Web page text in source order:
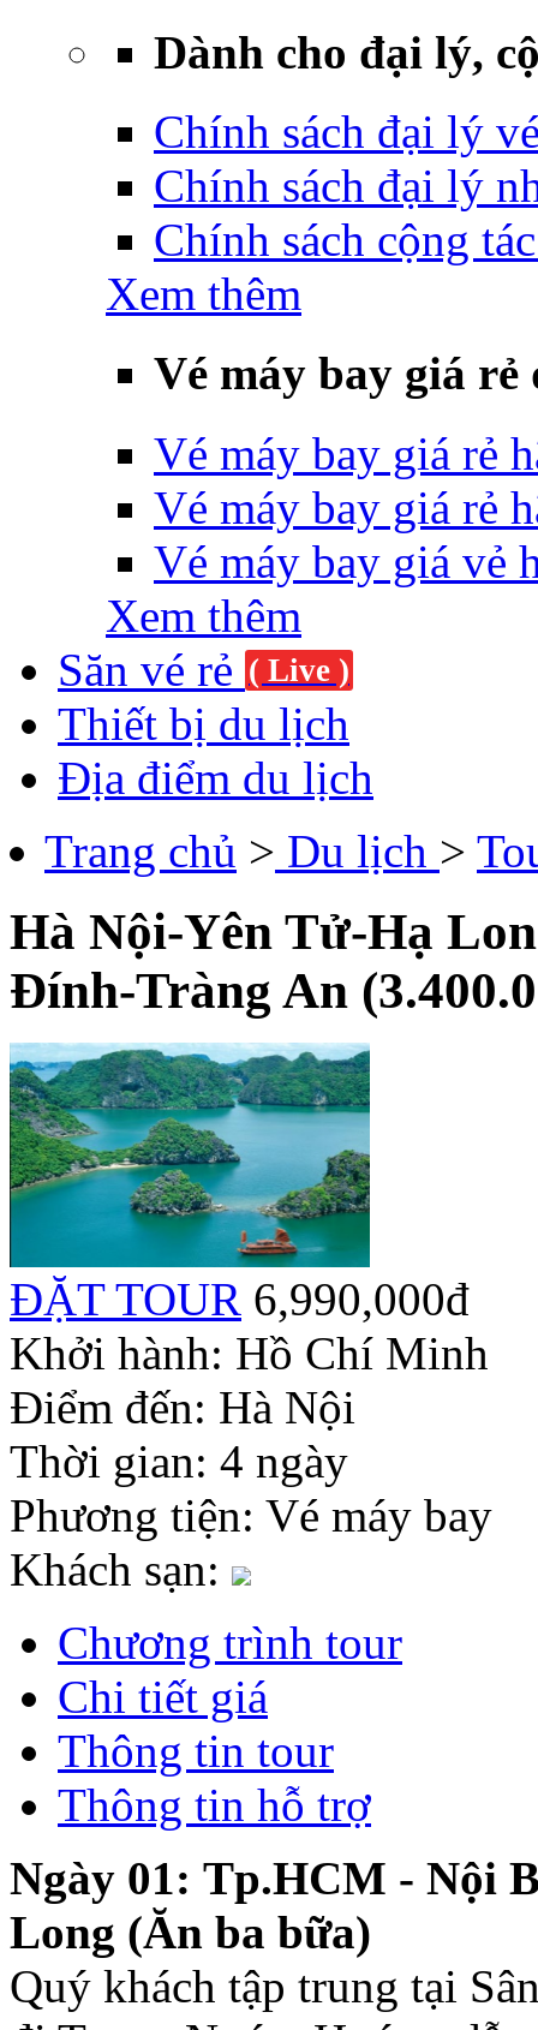
Dành cho đại lý,
Chính sách đại lý
Chính sách đại lý
Chính sách cộng
Xem thêm
Vé máy bay giá rẻ
Vé máy bay giá rẻ
Vé máy bay giá rẻ
Vé máy bay giá vẻ
Xem thêm
Săn vé rẻ ( Live )
Thiết bị du lịch
Địa điểm du lịch
Trang chủ > Du lịch >
Hà Nội-Yên Tử-Hạ
Đính-Tràng An
ĐẶT TOUR 6,990,000đ
Khởi hành: Hồ Chí Minh
Điểm đến: Hà Nội
Thời gian: 4 ngày
Phương tiện: Vé máy bay
Khách sạn:
Chương trình tour
Chi tiết giá
Thông tin tour
Thông tin hỗ trợ
Ngày 01: Tp.HCM - Nội
Long (Ăn ba bữa)
Quý khách tập trung tại